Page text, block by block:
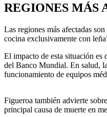
REGIONES MÁS
Las regiones más afectadas
cocina exclusivamente con
El impacto de esta situación es
del Banco Mundial. En salud,
funcionamiento de equipos
Figueroa también advierte
principal causa de muerte en